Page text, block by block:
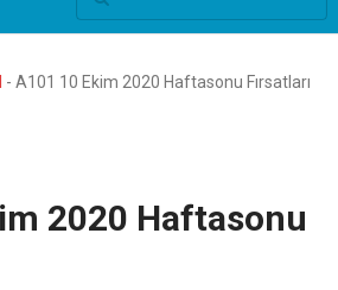
- A101 10 Ekim 2020 Haftasonu Fırsatları
2020 Haftasonu